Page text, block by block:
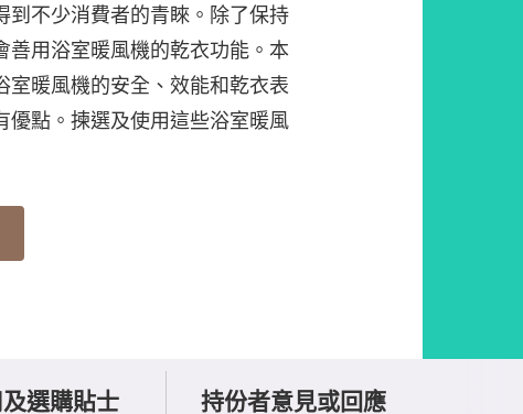
到不少消費者的青睞。除了保持
善用浴室暖風機的乾衣功能。本
室暖風機的安全、效能和乾衣表
優點。揀選及使用這些浴室暖風
選購貼士 持份者意見或回應